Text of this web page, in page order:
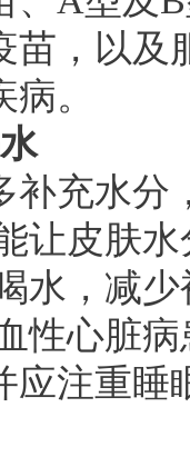
苗，以及
。
充水分
让皮肤
水，减
性心脏
应注重睡